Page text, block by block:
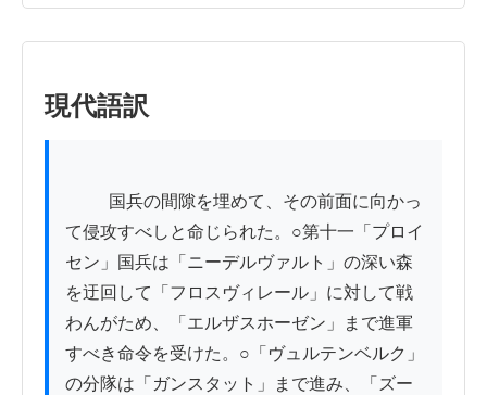
現代語訳
て侵攻すべしと命じられた。○第十一「プロイ
セン」国兵は「ニーデルヴァルト」の深い森
を迂回して「フロスヴィレール」に対して戦
わんがため、「エルザスホーゼン」まで進軍
すべき命令を受けた。○「ヴュルテンベルク」
の分隊は「ガンスタット」まで進み、「ズー